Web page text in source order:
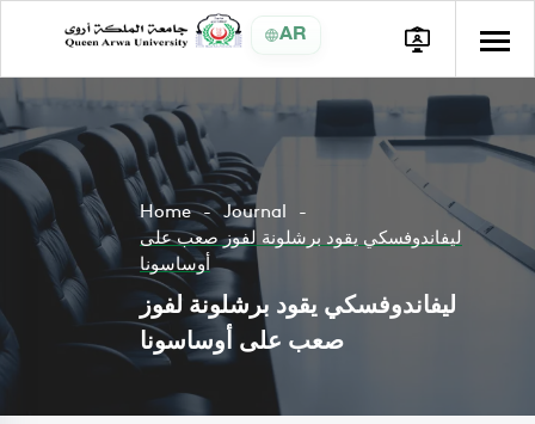
AR
Home
Journal
ليفاندوفسكي يقود برشلونة لفوز صعب على
أوساسونا
ليفاندوفسكي يقود برشلونة لفوز
صعب على أوساسونا